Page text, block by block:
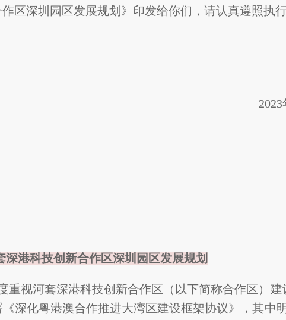
深圳园区发展规划》印发给你们，请认真遵照执行
深港科技创新合作区深圳园区发展规划
重视河套深港科技创新合作区（以下简称合作区）建
深化粤港澳合作推进大湾区建设框架协议》，其中